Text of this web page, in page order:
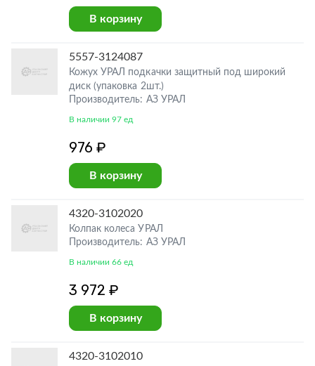
В корзину
5557-3124087
Кожух УРАЛ подкачки защитный под широкий
диск (упаковка 2шт.)
Производитель: АЗ УРАЛ
В наличии 97 ед
976 ₽
В корзину
4320-3102020
Колпак колеса УРАЛ
Производитель: АЗ УРАЛ
В наличии 66 ед
3 972 ₽
В корзину
4320-3102010